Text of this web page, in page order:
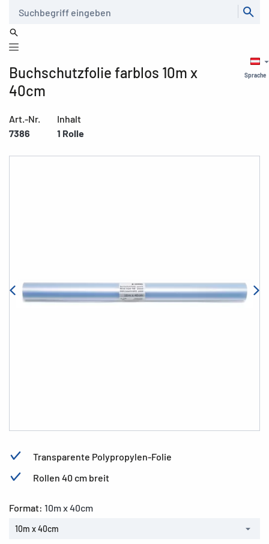
Sprache
Buchschutzfolie farblos 10m x
40cm
Art.-Nr.
7386
Inhalt
1 Rolle
Transparente Polypropylen-Folie
Rollen 40 cm breit
Format: 10m x 40cm
10m x 40cm